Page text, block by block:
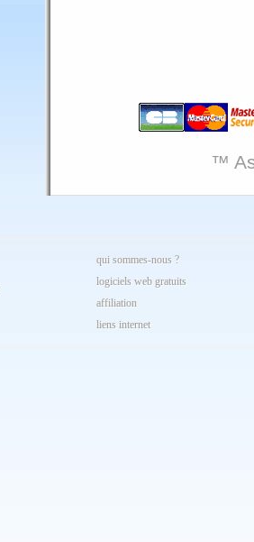
™
qui sommes-nous ?
logiciels web gratuits
affiliation
liens internet